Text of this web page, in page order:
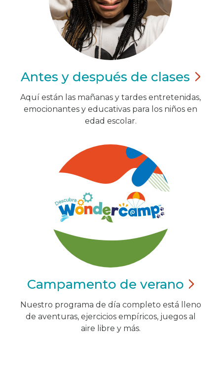
Antes y después de clases
Aquí están las mañanas y tardes entretenidas,
emocionantes y educativas para los niños en
edad escolar.
Campamento de verano
Nuestro programa de día completo está lleno
de aventuras, ejercicios empíricos, juegos al
aire libre y más.